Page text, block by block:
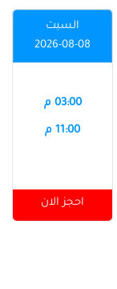
السبت
2026-08-08
03:00 م
11:00 م
احجز الان